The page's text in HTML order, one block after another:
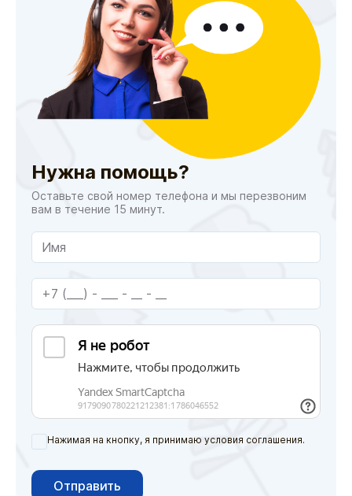
Нужна помощь?
Оставьте свой номер телефона и мы перезвоним
вам в течение 15 минут.
Нажимая на кнопку, я принимаю условия соглашения.
Отправить